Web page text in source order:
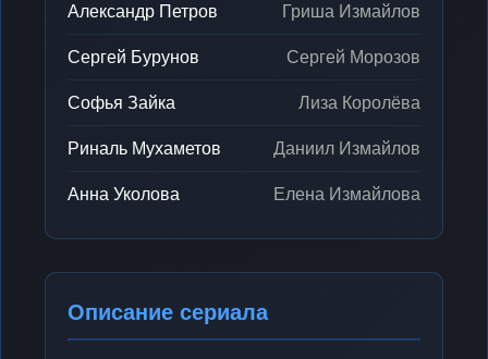
Александр Петров Гриша Измайлов
Сергей Бурунов Сергей Морозов
Софья Зайка Лиза Королёва
Риналь Мухаметов Даниил Измайлов
Анна Уколова Елена Измайлова
Описание сериала